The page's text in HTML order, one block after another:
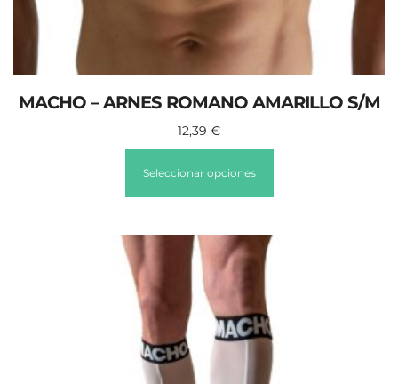
MACHO – ARNES ROMANO AMARILLO S/M
12,39 €
Seleccionar opciones